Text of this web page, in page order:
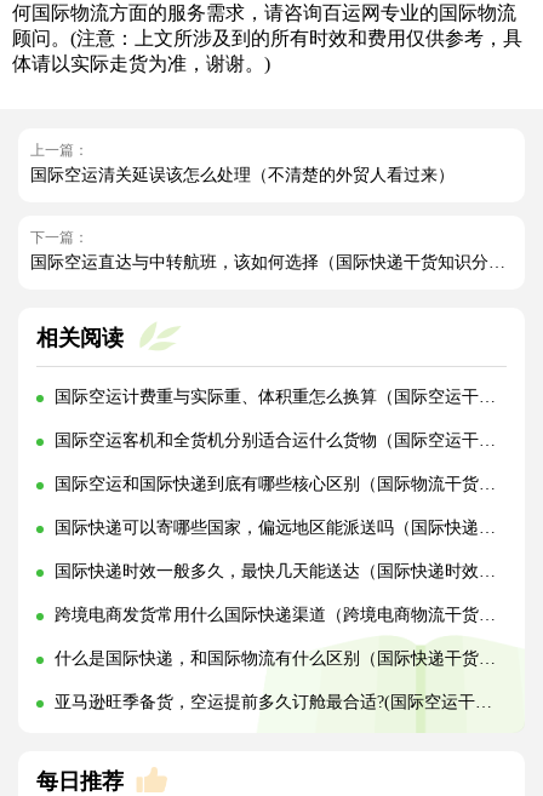
何国际物流方面的服务需求，请咨询百运网专业的国际物流
顾问。(注意：上文所涉及到的所有时效和费用仅供参考，具
体请以实际走货为准，谢谢。)
上一篇：
国际空运清关延误该怎么处理（不清楚的外贸人看过来）
下一篇：
国际空运直达与中转航班，该如何选择（国际快递干货知识分享）
相关阅读
国际空运计费重与实际重、体积重怎么换算（国际空运干货知识分享）
国际空运客机和全货机分别适合运什么货物（国际空运干货知识分享）
国际空运和国际快递到底有哪些核心区别（国际物流干货知识分享）
国际快递可以寄哪些国家，偏远地区能派送吗（国际快递干货知识分享）
国际快递时效一般多久，最快几天能送达（国际快递时效详解）
跨境电商发货常用什么国际快递渠道（跨境电商物流干货知识分享）
什么是国际快递，和国际物流有什么区别（国际快递干货知识分享）
亚马逊旺季备货，空运提前多久订舱最合适?(国际空运干货知识分享)
每日推荐